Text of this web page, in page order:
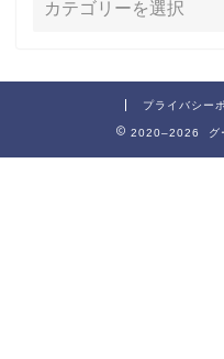
プライバシー
2020–2026 グ